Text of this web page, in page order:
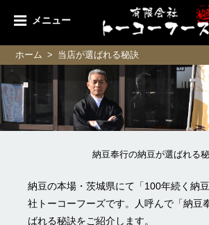
メニュー
ホーム > 当店が選ばれる秘訣
納豆奉行の納豆が選ばれる
納豆の本場・茨城県にて「100年続く納豆
社トーコーフーズです。
人呼んで「納豆
ばれる秘訣をご紹介します。